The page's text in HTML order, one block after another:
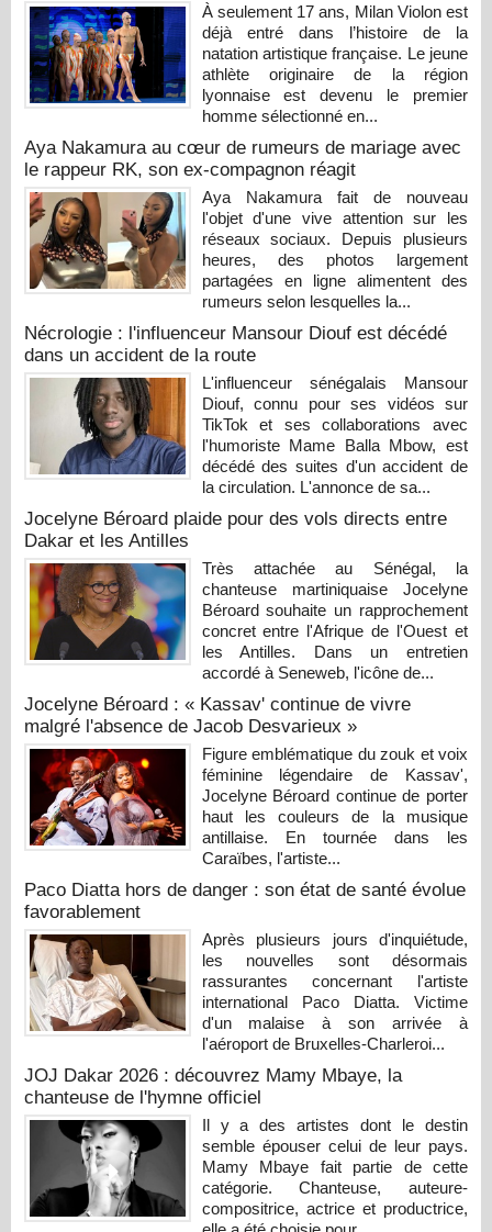
À seulement 17 ans, Milan Violon est
déjà entré dans l’histoire de la
natation artistique française. Le jeune
athlète originaire de la région
lyonnaise est devenu le premier
homme sélectionné en...
Aya Nakamura au cœur de rumeurs de mariage avec
le rappeur RK, son ex-compagnon réagit
Aya Nakamura fait de nouveau
l'objet d'une vive attention sur les
réseaux sociaux. Depuis plusieurs
heures, des photos largement
partagées en ligne alimentent des
rumeurs selon lesquelles la...
Nécrologie : l'influenceur Mansour Diouf est décédé
dans un accident de la route
L'influenceur sénégalais Mansour
Diouf, connu pour ses vidéos sur
TikTok et ses collaborations avec
l'humoriste Mame Balla Mbow, est
décédé des suites d'un accident de
la circulation. L'annonce de sa...
Jocelyne Béroard plaide pour des vols directs entre
Dakar et les Antilles
Très attachée au Sénégal, la
chanteuse martiniquaise Jocelyne
Béroard souhaite un rapprochement
concret entre l'Afrique de l'Ouest et
les Antilles. Dans un entretien
accordé à Seneweb, l'icône de...
Jocelyne Béroard : « Kassav' continue de vivre
malgré l'absence de Jacob Desvarieux »
Figure emblématique du zouk et voix
féminine légendaire de Kassav',
Jocelyne Béroard continue de porter
haut les couleurs de la musique
antillaise. En tournée dans les
Caraïbes, l'artiste...
Paco Diatta hors de danger : son état de santé évolue
favorablement
Après plusieurs jours d'inquiétude,
les nouvelles sont désormais
rassurantes concernant l'artiste
international Paco Diatta. Victime
d'un malaise à son arrivée à
l'aéroport de Bruxelles-Charleroi...
JOJ Dakar 2026 : découvrez Mamy Mbaye, la
chanteuse de l'hymne officiel
Il y a des artistes dont le destin
semble épouser celui de leur pays.
Mamy Mbaye fait partie de cette
catégorie. Chanteuse, auteure-
compositrice, actrice et productrice,